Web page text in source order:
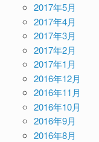
2017年5月
2017年4月
2017年3月
2017年2月
2017年1月
2016年12月
2016年11月
2016年10月
2016年9月
2016年8月